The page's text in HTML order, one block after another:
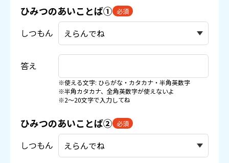
ひみつのあいことば① 必須
しつもん
答え
※使える文字: ひらがな・カタカナ・半角英数字
※半角カタカナ、全角英数字が使えないよ
※2〜20文字で入力してね
ひみつのあいことば② 必須
しつもん